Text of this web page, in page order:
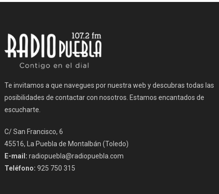
Te invitamos a que navegues por nuestra web y descubras todas las
posibilidades de contactar con nosotros. Estamos encantados de
escucharte.
C/ San Francisco, 6
45516, La Puebla de Montalbán (Toledo)
E-mail: radiopuebla@radiopuebla.com
Teléfono: 925 750 315